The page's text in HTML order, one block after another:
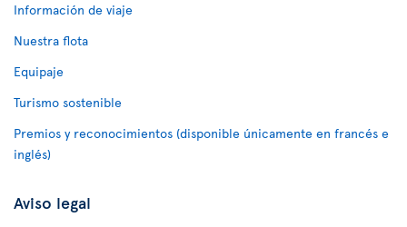
Información de viaje
Nuestra flota
Equipaje
Turismo sostenible
Premios y reconocimientos (disponible únicamente en francés e
inglés)
Aviso legal